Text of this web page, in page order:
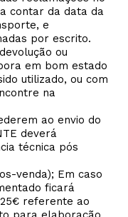
contar da data da
e
por escrito.
ou
em bom estado
utilizado, ou com
na
ao envio do
deverá
técnica pós
venda); Em caso
ficará
referente ao